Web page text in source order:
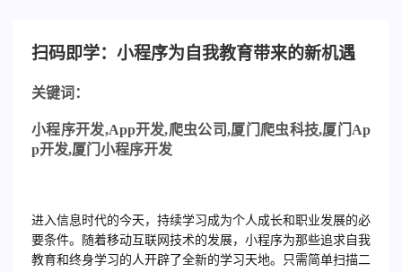
扫码即学：小程序为自我教育带来的新机遇
关键词：
小程序开发,App开发,爬虫公司,厦门爬虫科技,厦门 Ap
p开发,厦门小程序开发
进入信息时代的今天，持续学习成为个人成长和职业发展的必
要条件。随着移动互联网技术的发展，小程序为那些追求自我
教育和终身学习的人开辟了全新的学习天地。只需简单扫描二